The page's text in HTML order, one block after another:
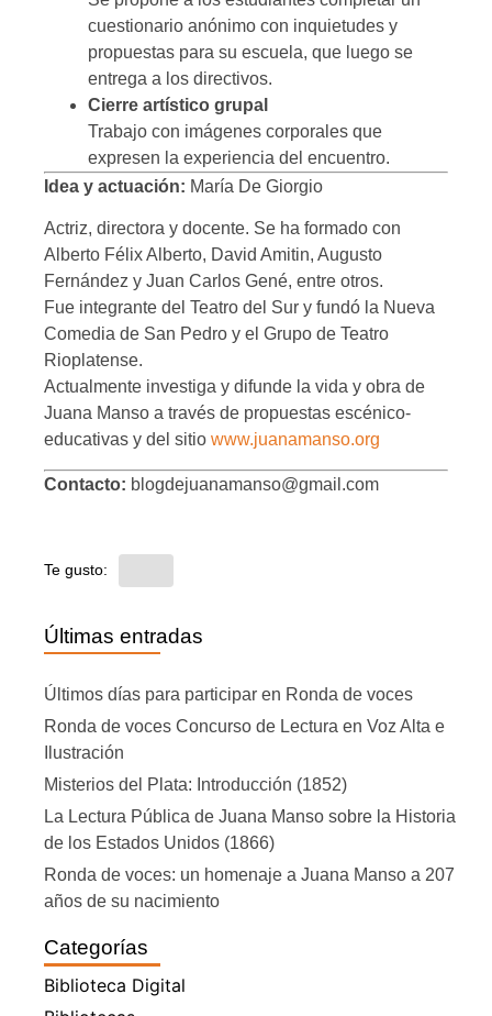
cuestionario anónimo con inquietudes y
propuestas para su escuela, que luego se
entrega a los directivos.
Cierre artístico grupal
Trabajo con imágenes corporales que
expresen la experiencia del encuentro.
Idea y actuación: María De Giorgio
Actriz, directora y docente. Se ha formado con
Alberto Félix Alberto, David Amitin, Augusto
Fernández y Juan Carlos Gené, entre otros.
Fue integrante del Teatro del Sur y fundó la Nueva
Comedia de San Pedro y el Grupo de Teatro
Rioplatense.
Actualmente investiga y difunde la vida y obra de
Juana Manso a través de propuestas escénico-
educativas y del sitio www.juanamanso.org
Contacto: blogdejuanamanso@gmail.com
Te gusto:
Últimas entradas
Últimos días para participar en Ronda de voces
Ronda de voces Concurso de Lectura en Voz Alta e
Ilustración
Misterios del Plata: Introducción (1852)
La Lectura Pública de Juana Manso sobre la Historia
de los Estados Unidos (1866)
Ronda de voces: un homenaje a Juana Manso a 207
años de su nacimiento
Categorías
Biblioteca Digital